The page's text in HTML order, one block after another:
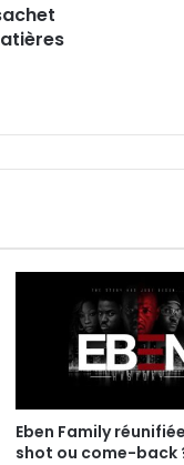
Eben Family
shot ou come-back